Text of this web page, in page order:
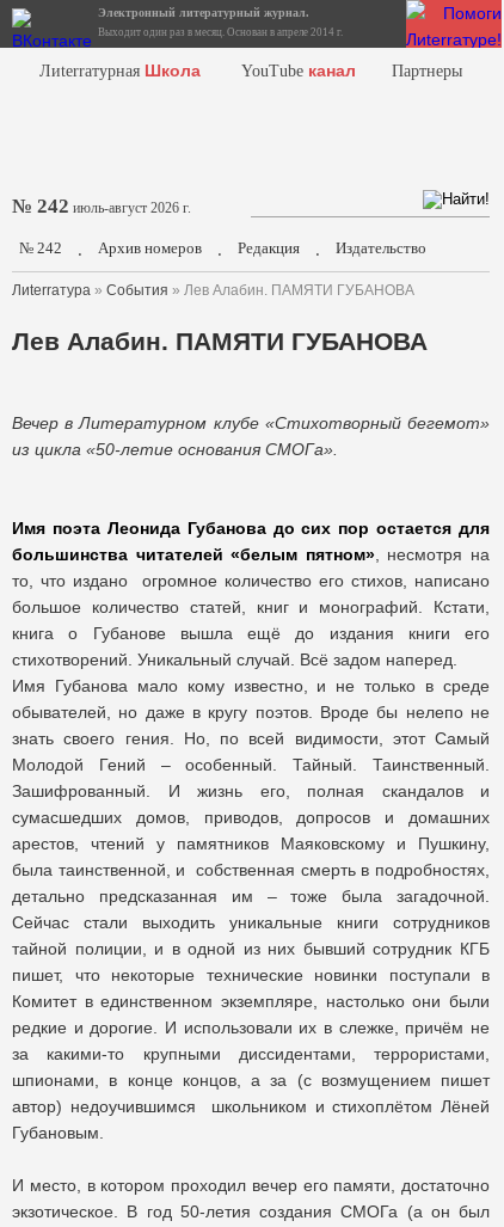
Электронный литературный журнал.
Выходит один раз в месяц. Основан в апреле 2014 г.
Лиterraтурная Школа YouTube канал Партнеры
№ 242 июль-август 2026 г.
№ 242 . Архив номеров . Редакция . Издательство
Лиterraтура » События » Лев Алабин. ПАМЯТИ ГУБАНОВА
Лев Алабин. ПАМЯТИ ГУБАНОВА
Вечер в Литературном клубе «Стихотворный бегемот»
из цикла «50-летие основания СМОГа».
Имя поэта Леонида Губанова до сих пор остается для
большинства читателей «белым пятном», несмотря на
то, что издано огромное количество его стихов, написано
большое количество статей, книг и монографий. Кстати,
книга о Губанове вышла ещё до издания книги его
стихотворений. Уникальный случай. Всё задом наперед.
Имя Губанова мало кому известно, и не только в среде
обывателей, но даже в кругу поэтов. Вроде бы нелепо не
знать своего гения. Но, по всей видимости, этот Самый
Молодой Гений – особенный. Тайный. Таинственный.
Зашифрованный. И жизнь его, полная скандалов и
сумасшедших домов, приводов, допросов и домашних
арестов, чтений у памятников Маяковскому и Пушкину,
была таинственной, и собственная смерть в подробностях,
детально предсказанная им – тоже была загадочной.
Сейчас стали выходить уникальные книги сотрудников
тайной полиции, и в одной из них бывший сотрудник КГБ
пишет, что некоторые технические новинки поступали в
Комитет в единственном экземпляре, настолько они были
редкие и дорогие. И использовали их в слежке, причём не
за какими-то крупными диссидентами, террористами,
шпионами, в конце концов, а за (с возмущением пишет
автор) недоучившимся школьником и стихоплётом Лёней
Губановым.
И место, в котором проходил вечер его памяти, достаточно
экзотическое. В год 50-летия создания СМОГа (а он был